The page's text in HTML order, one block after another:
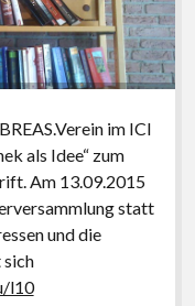
im ICI
als Idee“ zum
Am 13.09.2015
statt
und die
l10